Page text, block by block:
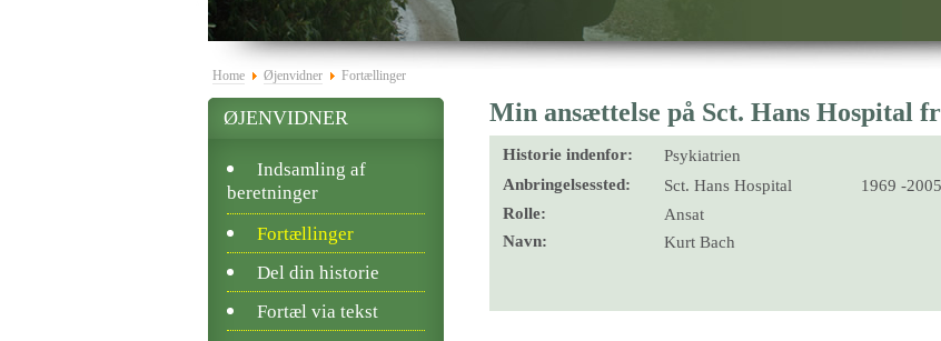
Home Øjenvidner Fortællinger
Min ansættelse på Sct. Hans Hospital
Historie indenfor:
Psykiatrien
Anbringelsessted:
Sct. Hans Hospital
1969 -2005
Rolle:
Ansat
Navn:
Kurt Bach
ØJENVIDNER
Indsamling af
beretninger
Fortællinger
Del din historie
Fortæl via tekst